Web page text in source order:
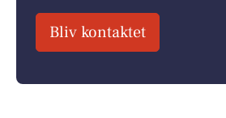
Bliv kontaktet